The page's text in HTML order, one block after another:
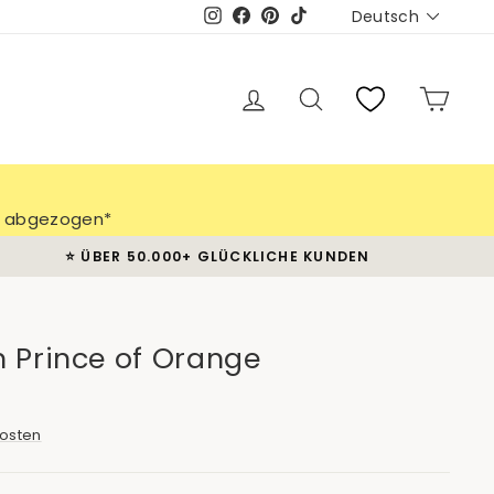
Instagram
Facebook
Pinterest
TikTok Sprache
Deutsch
EinloggenSuche
abgezogen*
⭐️ ÜBER 50.000+ GLÜCKLICHE KUNDEN
Prince of Orange